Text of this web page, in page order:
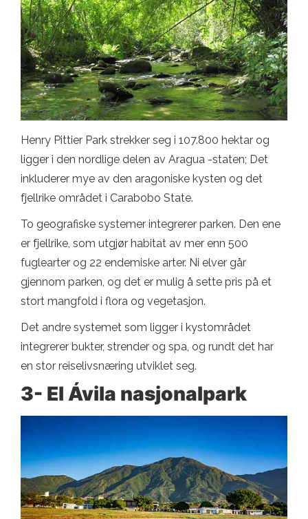
Henry Pittier Park strekker seg i 107.800 hektar og
ligger i den nordlige delen av Aragua -staten; Det
inkluderer mye av den aragoniske kysten og det
fjellrike området i Carabobo State.
To geografiske systemer integrerer parken. Den ene
er fjellrike, som utgjør habitat av mer enn 500
fuglearter og 22 endemiske arter. Ni elver går
gjennom parken, og det er mulig å sette pris på et
stort mangfold i flora og vegetasjon.
Det andre systemet som ligger i kystområdet
integrerer bukter, strender og spa, og rundt det har
en stor reiselivsnæring utviklet seg.
3- El Ávila nasjonalpark